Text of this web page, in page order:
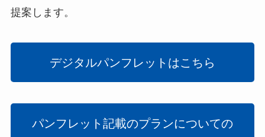
提案します。
デジタルパンフレットはこちら
パンフレット記載のプランについての